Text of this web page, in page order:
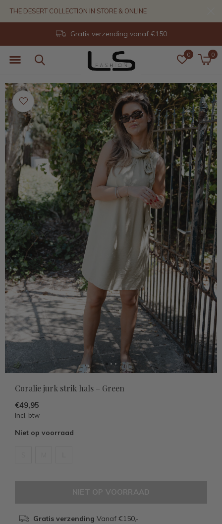
0 0
Gratis verzending vanaf €150
THE DESERT COLLECTION IN STORE & ONLINE
Coralie jurk strik hals – Green
€49,95
Incl. btw
Niet op voorraad
NIET OP VOORRAAD
Gratis verzending Vanaf €150,-